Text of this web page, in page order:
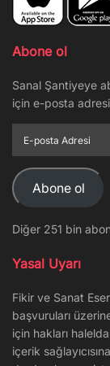
Abone ol
Sanal Şantiyeye
için e-posta
posta
Adresi
Abone ol
Diğer 251 bin
Yasal Uyarı
Fikir ve Sanat
başvuruları
için hakları
içerik